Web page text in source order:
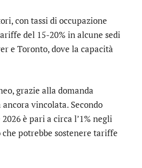
con tassi di occupazione
del 15-20% in alcune sedi
e Toronto, dove la capacità
grazie alla domanda
vincolata. Secondo
è pari a circa l’1% negli
potrebbe sostenere tariffe